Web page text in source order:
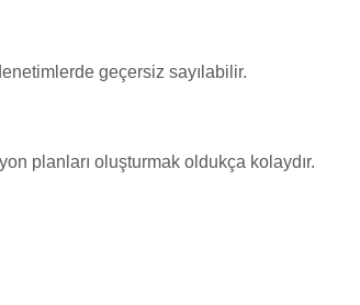
geçersiz sayılabilir.
planları oluşturmak oldukça kolaydır.